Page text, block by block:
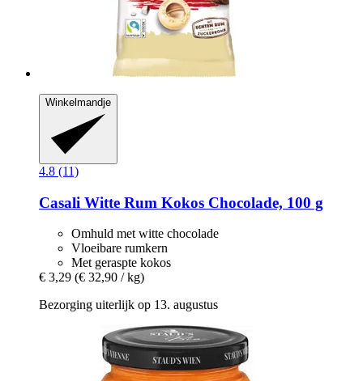
Winkelmandje
4.8 (11)
Casali Witte Rum Kokos Chocolade, 100 g
Omhuld met witte chocolade
Vloeibare rumkern
Met geraspte kokos
€ 3,29 (€ 32,90 / kg)
Bezorging uiterlijk op 13. augustus